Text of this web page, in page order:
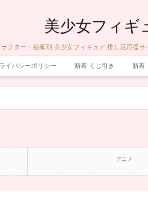
美少女フィギ
ラクター・絵師別 美少女フィギュア 推し活応援サ
イバシーポリシー 新着 くじ引き 新着
アニメ